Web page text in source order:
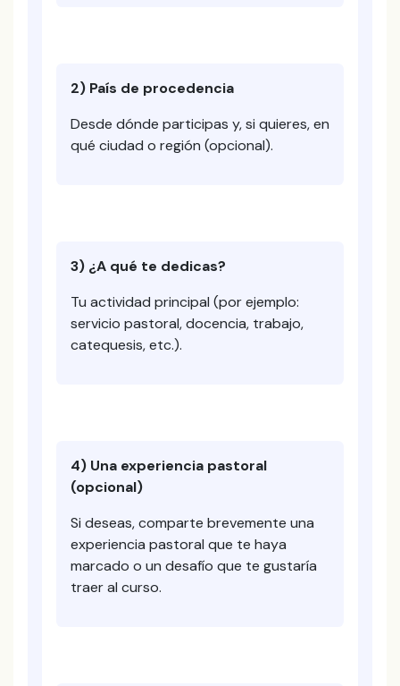
2) País de procedencia
Desde dónde participas y, si quieres, en
qué ciudad o región (opcional).
3) ¿A qué te dedicas?
Tu actividad principal (por ejemplo:
servicio pastoral, docencia, trabajo,
catequesis, etc.).
4) Una experiencia pastoral
(opcional)
Si deseas, comparte brevemente una
experiencia pastoral que te haya
marcado o un desafío que te gustaría
traer al curso.